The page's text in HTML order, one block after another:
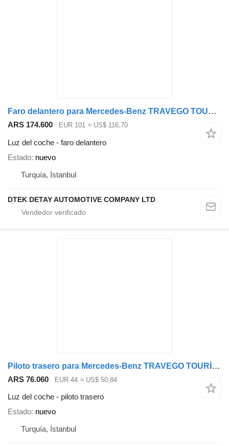
Faro delantero para Mercedes-Benz TRAVEGO TOURİSMO autobús
ARS 174.600 EUR 101 ≈ US$ 116,70
Luz del coche - faro delantero
Estado nuevo
Turquía, İstanbul
DTEK DETAY AUTOMOTIVE COMPANY LTD
Piloto trasero para Mercedes-Benz TRAVEGO TOURİSMO EURO5 autobús
ARS 76.060 EUR 44 ≈ US$ 50,84
Luz del coche - piloto trasero
Estado nuevo
Turquía, İstanbul